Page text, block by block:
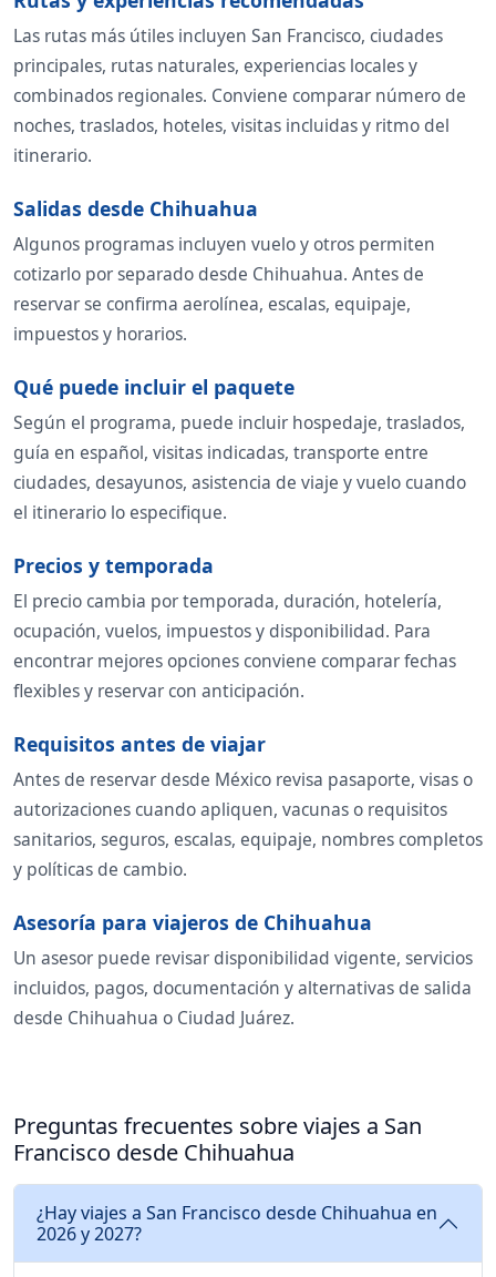
Las rutas más útiles incluyen San Francisco, ciudades
principales, rutas naturales, experiencias locales y
combinados regionales. Conviene comparar número de
noches, traslados, hoteles, visitas incluidas y ritmo del
itinerario.
Salidas desde Chihuahua
Algunos programas incluyen vuelo y otros permiten
cotizarlo por separado desde Chihuahua. Antes de
reservar se confirma aerolínea, escalas, equipaje,
impuestos y horarios.
Qué puede incluir el paquete
Según el programa, puede incluir hospedaje, traslados,
guía en español, visitas indicadas, transporte entre
ciudades, desayunos, asistencia de viaje y vuelo cuando
el itinerario lo especifique.
Precios y temporada
El precio cambia por temporada, duración, hotelería,
ocupación, vuelos, impuestos y disponibilidad. Para
encontrar mejores opciones conviene comparar fechas
flexibles y reservar con anticipación.
Requisitos antes de viajar
Antes de reservar desde México revisa pasaporte, visas o
autorizaciones cuando apliquen, vacunas o requisitos
sanitarios, seguros, escalas, equipaje, nombres completos
y políticas de cambio.
Asesoría para viajeros de Chihuahua
Un asesor puede revisar disponibilidad vigente, servicios
incluidos, pagos, documentación y alternativas de salida
desde Chihuahua o Ciudad Juárez.
Preguntas frecuentes sobre viajes a San
Francisco desde Chihuahua
¿Hay viajes a San Francisco desde Chihuahua en
2026 y 2027?